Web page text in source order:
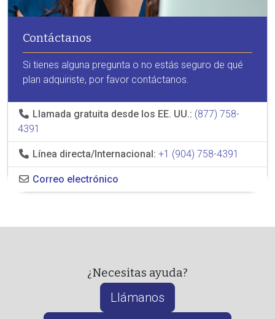
Contáctanos
Si tienes alguna pregunta o no estás seguro de qué
plan adquiriste, por favor contáctanos.
Llamada gratuita desde los EE. UU.: (877) 758-
4391
Línea directa/Internacional: +1 (904) 758-4391
Correo electrónico
¿Necesitas ayuda?
Llámanos